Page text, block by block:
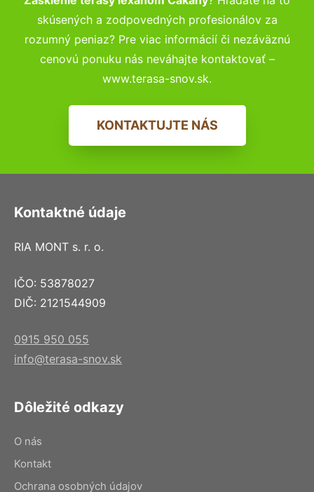
skúsených a zodpovedných profesionálov za
rozumný peniaz? Pre viac informácií či nezáväznú
cenovú ponuku nás neváhajte kontaktovať –
www.terasa-snov.sk.
KONTAKTUJTE NÁS
Kontaktné údaje
RIA MONT s. r. o.
IČO: 53878027
DIČ: 2121544909
0915 950 055
info@terasa-snov.sk
Dôležité odkazy
O nás
Kontakt
Ochrana osobných údajov